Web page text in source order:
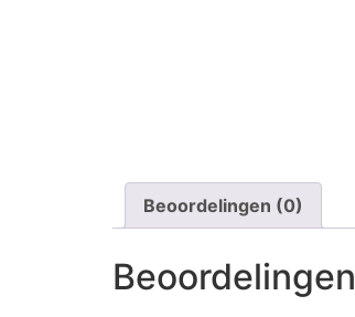
Beoordelingen (0)
Beoordelingen